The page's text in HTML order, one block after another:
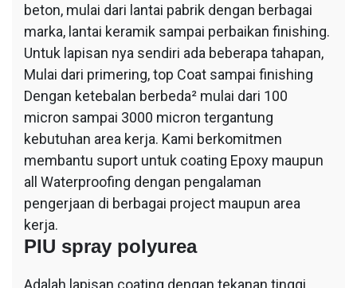
beton, mulai dari lantai pabrik dengan berbagai
marka, lantai keramik sampai perbaikan finishing.
Untuk lapisan nya sendiri ada beberapa tahapan,
Mulai dari primering, top Coat sampai finishing
Dengan ketebalan berbeda² mulai dari 100
micron sampai 3000 micron tergantung
kebutuhan area kerja. Kami berkomitmen
membantu suport untuk coating Epoxy maupun
all Waterproofing dengan pengalaman
pengerjaan di berbagai project maupun area
kerja.
PIU spray polyurea
Adalah lapisan coating dengan tekanan tinggi